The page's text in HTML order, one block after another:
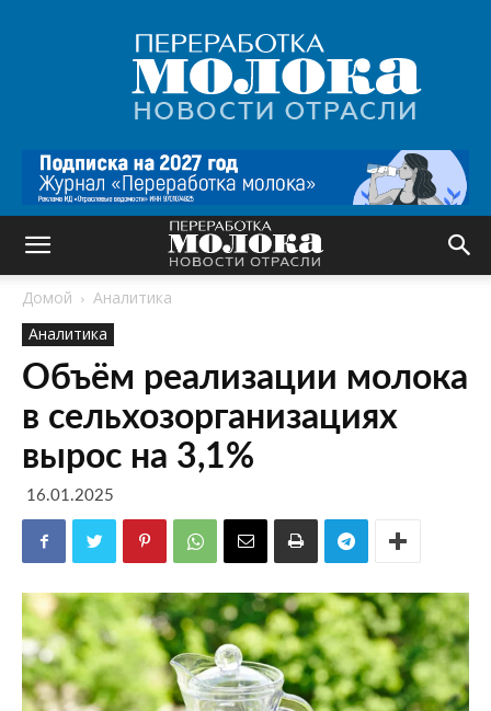
Переработка
молока
|
Новости
Домой
Аналитика
Аналитика
Объём реализации молока
в сельхозорганизациях
вырос на 3,1%
16.01.2025